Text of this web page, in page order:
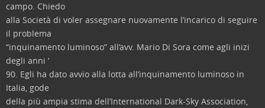
campo. Chiedo
alla Società di voler assegnare nuovamente l’incarico di seguire
il problema
“inquinamento luminoso” all’avv. Mario Di Sora come agli inizi
degli anni ‘
90. Egli ha dato avvio alla lotta all’inquinamento luminoso in
Italia, gode
della più ampia stima dell’International Dark-Sky Association,